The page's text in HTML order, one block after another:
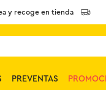
y recoge en tienda
PREVENTAS